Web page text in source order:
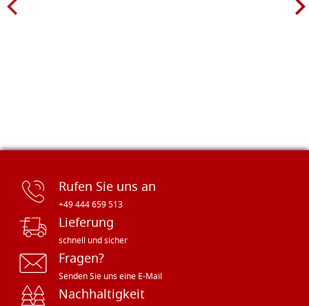
Rufen Sie uns an
+49 444 659 513
Lieferung
schnell und sicher
Fragen?
Senden Sie uns eine E-Mail
Nachhaltigkeit